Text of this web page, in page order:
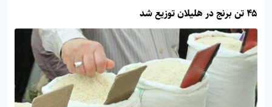
۴۵ تن برنج در هلیلان توزیع شد